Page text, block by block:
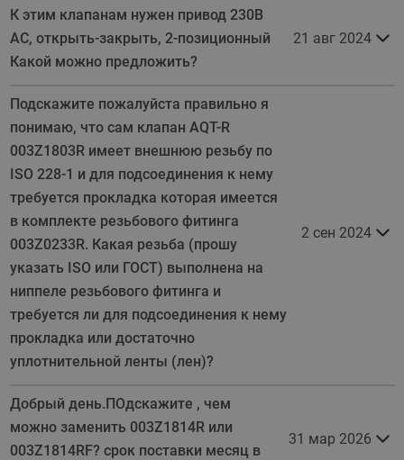
К этим клапанам нужен привод 230В
АС, открыть-закрыть, 2-позиционный
Какой можно предложить?
21 авг 2024
Подскажите пожалуйста правильно я
понимаю, что сам клапан AQT-R
003Z1803R имеет внешнюю резьбу по
ISO 228-1 и для подсоединения к нему
требуется прокладка которая имеется
в комплекте резьбового фитинга
003Z0233R. Какая резьба (прошу
указать ISO или ГОСТ) выполнена на
ниппеле резьбового фитинга и
требуется ли для подсоединения к нему
прокладка или достаточно
уплотнительной ленты (лен)?
2 сен 2024
Добрый день.ПОдскажите , чем
можно заменить 003Z1814R или
003Z1814RF? срок поставки месяц в
31 мар 2026